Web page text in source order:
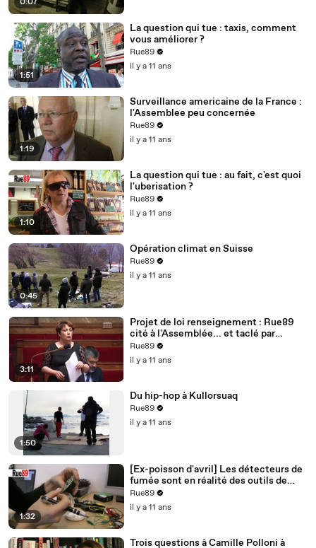
1:51
La question qui tue : taxis, comment
vous améliorer ?
Rue89
il y a 11 ans
1:19
Surveillance americaine de la France :
l'Assemblee peu concernée
Rue89
il y a 11 ans
1:10
La question qui tue : au fait, c'est quoi
l'uberisation ?
Rue89
il y a 11 ans
0:45
Opération climat en Suisse
Rue89
il y a 11 ans
3:11
Projet de loi renseignement : Rue89
cité à l'Assemblée... et taclé par
Bernard Cazeneuve
Rue89
il y a 11 ans
1:50
Du hip-hop à Kullorsuaq
Rue89
il y a 11 ans
1:32
[Ex-poisson d'avril] Les détecteurs de
fumée sont en réalité des outils de
surveillance
Rue89
il y a 11 ans
Trois questions à Camille Polloni à